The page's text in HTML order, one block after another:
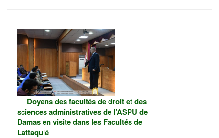
Doyens des facultés de droit et des
sciences administratives de l’ASPU de
Damas en visite dans les Facultés de
Lattaquié